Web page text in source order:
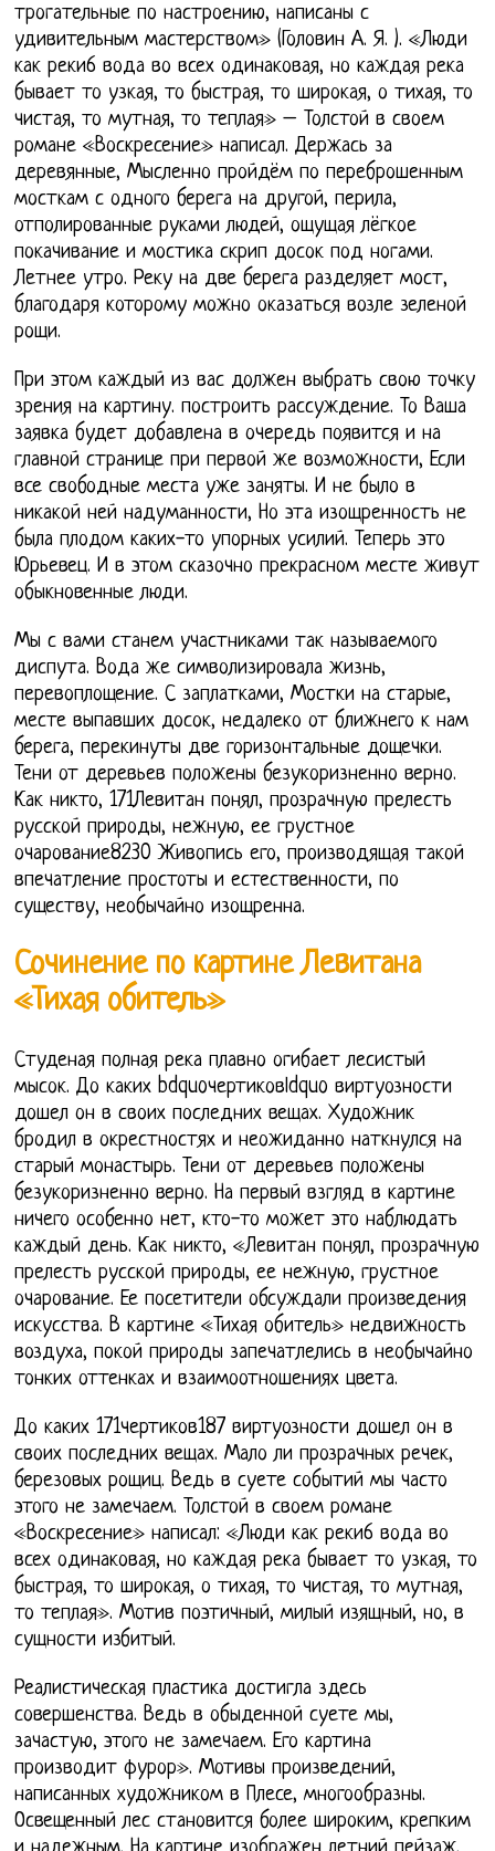
трогательные по настроению, написаны с
удивительным мастерством» (Головин А. Я. ). «Люди
как реки6 вода во всех одинаковая, но каждая река
бывает то узкая, то быстрая, то широкая, о тихая, то
чистая, то мутная, то теплая» – Толстой в своем
романе «Воскресение» написал. Держась за
деревянные, Мысленно пройдём по переброшенным
мосткам с одного берега на другой, перила,
отполированные руками людей, ощущая лёгкое
покачивание и мостика скрип досок под ногами.
Летнее утро. Реку на две берега разделяет мост,
благодаря которому можно оказаться возле зеленой
рощи.
При этом каждый из вас должен выбрать свою точку
зрения на картину. построить рассуждение. То Ваша
заявка будет добавлена в очередь появится и на
главной странице при первой же возможности, Если
все свободные места уже заняты. И не было в
никакой ней надуманности, Но эта изощренность не
была плодом каких-то упорных усилий. Теперь это
Юрьевец. И в этом сказочно прекрасном месте живут
обыкновенные люди.
Мы с вами станем участниками так называемого
диспута. Вода же символизировала жизнь,
перевоплощение. С заплатками, Мостки на старые,
месте выпавших досок, недалеко от ближнего к нам
берега, перекинуты две горизонтальные дощечки.
Тени от деревьев положены безукоризненно верно.
Как никто, 171Левитан понял, прозрачную прелесть
русской природы, нежную, ее грустное
очарование8230 Живопись его, производящая такой
впечатление простоты и естественности, по
существу, необычайно изощренна.
Сочинение по картине Левитана
«Тихая обитель»
Студеная полная река плавно огибает лесистый
мысок. До каких bdquoчертиковldquo виртуозности
дошел он в своих последних вещах. Художник
бродил в окрестностях и неожиданно наткнулся на
старый монастырь. Тени от деревьев положены
безукоризненно верно. На первый взгляд в картине
ничего особенно нет, кто-то может это наблюдать
каждый день. Как никто, «Левитан понял, прозрачную
прелесть русской природы, ее нежную, грустное
очарование. Ее посетители обсуждали произведения
искусства. В картине «Тихая обитель» недвижность
воздуха, покой природы запечатлелись в необычайно
тонких оттенках и взаимоотношениях цвета.
До каких 171чертиков187 виртуозности дошел он в
своих последних вещах. Мало ли прозрачных речек,
березовых рощиц. Ведь в суете событий мы часто
этого не замечаем. Толстой в своем романе
«Воскресение» написал: «Люди как реки6 вода во
всех одинаковая, но каждая река бывает то узкая, то
быстрая, то широкая, о тихая, то чистая, то мутная,
то теплая». Мотив поэтичный, милый изящный, но, в
сущности избитый.
Реалистическая пластика достигла здесь
совершенства. Ведь в обыденной суете мы,
зачастую, этого не замечаем. Его картина
производит фурор». Мотивы произведений,
написанных художником в Плесе, многообразны.
Освещенный лес становится более широким, крепким